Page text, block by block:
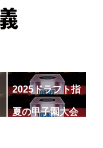
2025ドラフト指
名一覧
夏の甲子園大会